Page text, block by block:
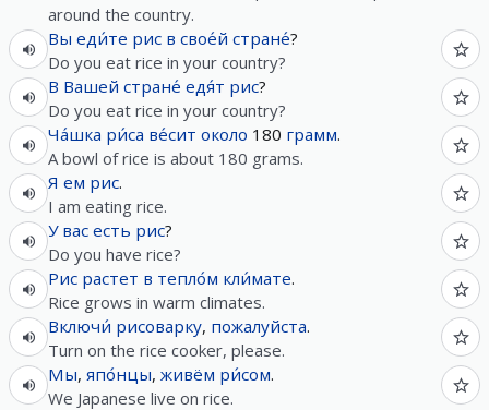
around the country.
Вы еди́те рис в свое́й стране́?
Do you eat rice in your country?
В Вашей стране́ едя́т рис?
Do you eat rice in your country?
Ча́шка ри́са ве́сит около 180 грамм.
A bowl of rice is about 180 grams.
Я ем рис.
I am eating rice.
У вас есть рис?
Do you have rice?
Рис растет в тепло́м кли́мате.
Rice grows in warm climates.
Включи́ рисоварку, пожалуйста.
Turn on the rice cooker, please.
Мы, япо́нцы, живём ри́сом.
We Japanese live on rice.